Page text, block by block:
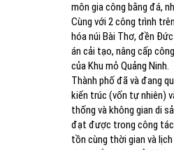
môn gia công bằng đá,
Cùng với 2 công trình
hóa núi Bài Thơ, đền
án cải tạo, nâng cấp
của Khu mỏ Quảng Ninh.
Thành phố đã và đang
kiến trúc (vốn tự nhiên)
thống và không gian di
đạt được trong công tác
tồn cùng thời gian và